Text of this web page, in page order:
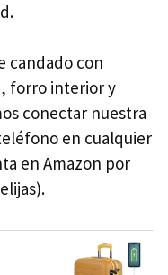
candado con
forro interior y
conectar nuestra
en cualquier
en Amazon por